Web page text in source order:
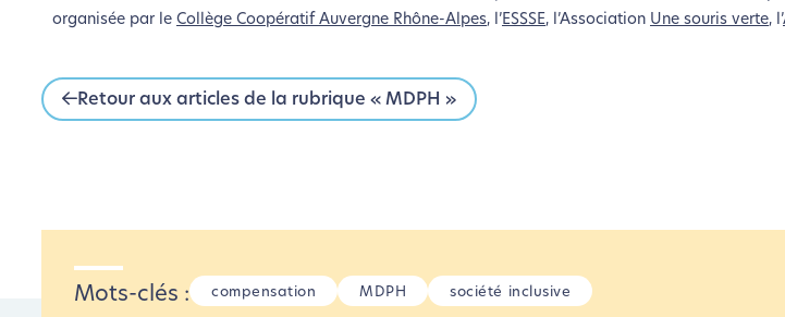
organisée par le Collège Coopératif Auvergne Rhône-Alpes, l’ESSSE, l’Association Une souris verte, l’
Retour aux articles de la rubrique « MDPH »
Mots-clés : compensation MDPH société inclusive